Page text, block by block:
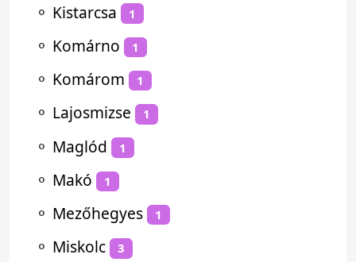
⚬ Kistarcsa 1
⚬ Komárno 1
⚬ Komárom 1
⚬ Lajosmizse 1
⚬ Maglód 1
⚬ Makó 1
⚬ Mezőhegyes 1
⚬ Miskolc 3